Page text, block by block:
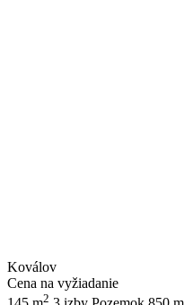
Koválov
Cena na vyžiadanie
2